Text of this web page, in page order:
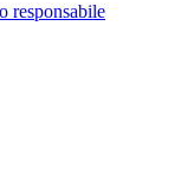
responsabile